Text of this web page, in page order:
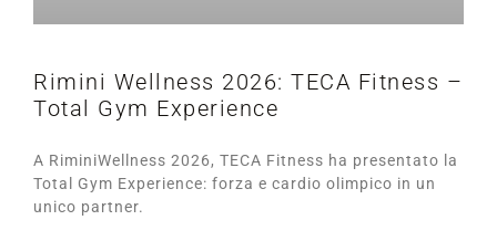
Rimini Wellness 2026: TECA Fitness –
Total Gym Experience
A RiminiWellness 2026, TECA Fitness ha presentato la
Total Gym Experience: forza e cardio olimpico in un
unico partner.